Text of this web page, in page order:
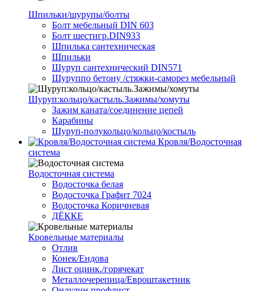
Шпильки/шурупы/болты
Болт мебельный DIN 603
Болт шестигр.DIN933
Шпилька сантехническая
Шпильки
Шуруп сантехнический DIN571
Шуруппо бетону /стяжки-саморез мебельный
Шуруп:кольцо/кастыль.Зажимы/хомуты
Зажим каната/соединение цепей
Карабины
Шуруп-полукольцо/кольцо/костыль
Кровля/Водосточная
система
Водосточная система
Водосточка белая
Водосточка Графит 7024
Водосточка Коричневая
ДЁККЕ
Кровельные материалы
Отлив
Конек/Ендова
Лист оцинк./горячекат
Металлочерепица/Евроштакетник